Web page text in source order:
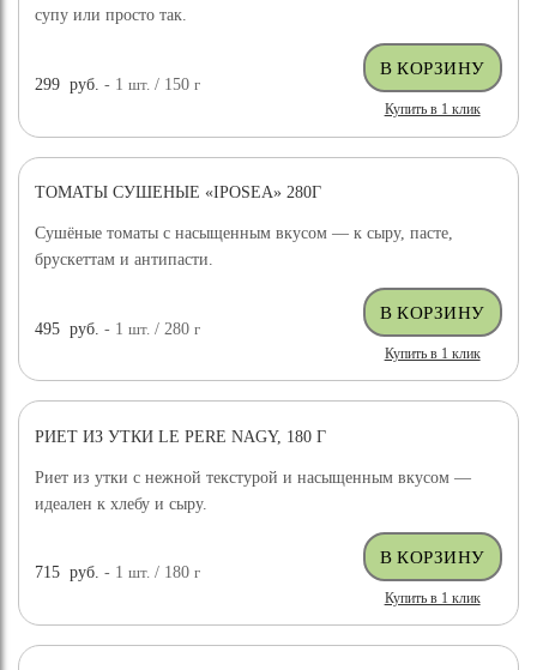
супу или просто так.
299 руб. - 1шт. / 150г
Купить в 1 клик
ТОМАТЫ СУШЕНЫЕ «IPOSEA» 280Г
Сушёные томаты с насыщенным вкусом — к сыру, пасте,
брускеттам и антипасти.
495 руб. - 1шт. / 280г
Купить в 1 клик
РИЕТ ИЗ УТКИ LE PERE NAGY, 180 Г
Риет из утки с нежной текстурой и насыщенным вкусом —
идеален к хлебу и сыру.
715 руб. - 1шт. / 180г
Купить в 1 клик